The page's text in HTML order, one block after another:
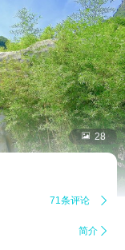
 28
71条评论 
简介 